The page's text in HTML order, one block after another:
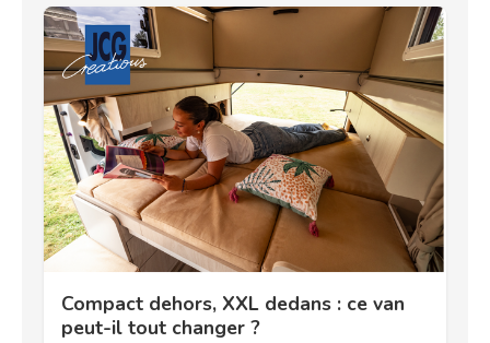
Compact dehors, XXL dedans : ce van
peut-il tout changer ?